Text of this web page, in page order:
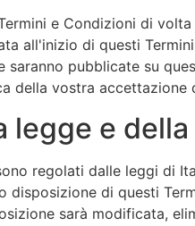
e Condizioni di
all'inizio di questi
saranno pubblicate su
della vostra
legge e
regolati dalle leggi di
disposizione di questi
sarà modificata,